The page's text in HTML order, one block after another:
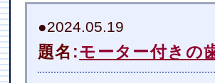
●2024.05.19
題名:モーター付きの